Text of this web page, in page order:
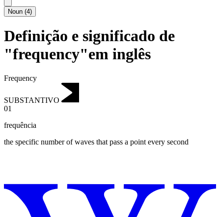
Noun (4)
Definição e significado de
"frequency"em inglês
Frequency
SUBSTANTIVO
01
frequência
the specific number of waves that pass a point every second